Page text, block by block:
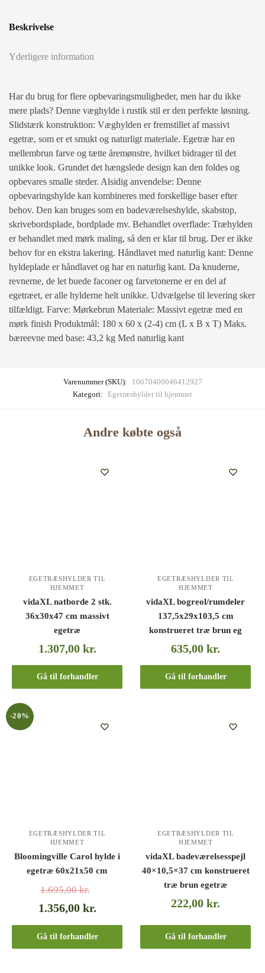
Beskrivelse
Yderligere information
Har du brug for flere opbevaringsmuligheder, men har du ikke
mere plads? Denne væghylde i rustik stil er den perfekte løsning.
Slidstærk konstruktion: Væghylden er fremstillet af massivt
egetræ, som er et smukt og naturligt materiale. Egetræ har en
mellembrun farve og tætte åremønstre, hvilket bidrager til det
unikke look. Grundet det hængslede design kan den foldes og
opbevares smalle steder. Alsidig anvendelse: Denne
opbevaringshylde kan kombineres med forskellige baser efter
behov. Den kan bruges som en badeværelseshylde, skabstop,
skrivebordsplade, bordplade mv. Behandlet overflade: Træhylden
er behandlet med mørk maling, så den er klar til brug. Der er ikke
behov for en ekstra lakering. Håndlavet med naturlig kant: Denne
hyldeplade er håndlavet og har en naturlig kant. Da knuderne,
revnerne, de let buede faconer og farvetonerne er en del af
egetræet, er alle hylderne helt unikke. Udvælgelse til levering sker
tilfældigt. Farve: Mørkebrun Materiale: Massivt egetræ med en
mørk finish Produktmål: 180 x 60 x (2-4) cm (L x B x T) Maks.
bæreevne med base: 43,2 kg Med naturlig kant
Varenummer (SKU):
10670400046412927
Kategori: Egetræshylder til hjemmet
Andre købte også
EGETRÆSHYLDER TIL
HJEMMET
vidaXL natborde 2 stk.
36x30x47 cm massivt
egetræ
1.307,00 kr.
Gå til forhandler
EGETRÆSHYLDER TIL
HJEMMET
vidaXL bogreol/rumdeler
137,5x29x103,5 cm
konstrueret træ brun eg
635,00kr.
Gå til forhandler
-20%
EGETRÆSHYLDER TIL
HJEMMET
Bloomingville Carol hylde i
egetræ 60x21x50 cm
1.695,00kr.
1.356,00 kr.
Gå til forhandler
EGETRÆSHYLDER TIL
HJEMMET
vidaXL badeværelsesspejl
40×10,5×37 cm konstrueret
træ brun egetræ
222,00kr.
Gå til forhandler